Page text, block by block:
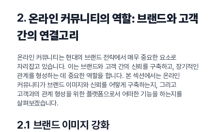
2.온라인 커뮤니티의 역할: 브랜드와 고객
간의 연결고리
온라인 커뮤니티는 현대의 브랜드 전략에서 매우 중요한 요소로
자리잡고 있습니다. 이는 브랜드와 고객 간의 신뢰를 구축하고, 장기적인
관계를 형성하는 데 중요한 역할을 합니다. 본 섹션에서는 온라인
커뮤니티가 브랜드 이미지와 신뢰를 어떻게 구축하는지, 그리고
고객과의 관계 형성을 위한 플랫폼으로서 어떠한 기능을 하는지를
살펴보겠습니다.
2.1 브랜드 이미지 강화